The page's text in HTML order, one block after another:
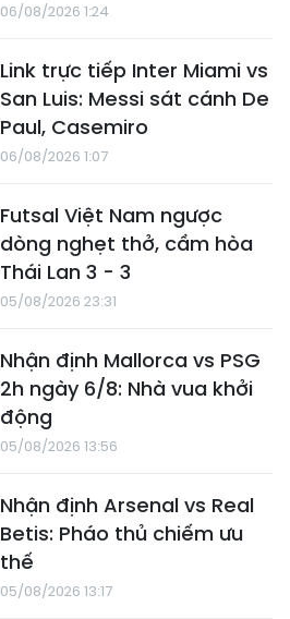
06/08/2026 1:24
Link trực tiếp Inter Miami vs
San Luis: Messi sát cánh De
Paul, Casemiro
06/08/2026 1:07
Futsal Việt Nam ngược
dòng nghẹt thở, cầm hòa
Thái Lan 3 - 3
05/08/2026 23:31
Nhận định Mallorca vs PSG
2h ngày 6/8: Nhà vua khởi
động
05/08/2026 13:56
Nhận định Arsenal vs Real
Betis: Pháo thủ chiếm ưu
thế
05/08/2026 13:17